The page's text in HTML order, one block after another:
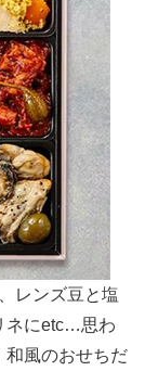
レンズ豆と塩
ネにetc…思わ
和風のおせちだ